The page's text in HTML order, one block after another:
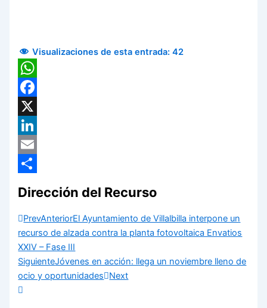
Visualizaciones de esta entrada: 42
WhatsApp
Facebook
X
LinkedIn
Email
Dirección del Recurso
PrevAnteriorEl Ayuntamiento de Villalbilla interpone un
recurso de alzada contra la planta fotovoltaica Envatios
XXIV – Fase III
SiguienteJóvenes en acción: llega un noviembre lleno de
ocio y oportunidades
Next